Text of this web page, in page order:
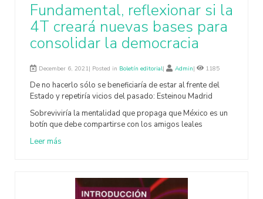
Fundamental, reflexionar si la
4T creará nuevas bases para
consolidar la democracia
December 6, 2021| Posted in Boletín editorial| Admin| 1185
De no hacerlo sólo se beneficiaría de estar al frente del
Estado y repetiría vicios del pasado: Esteinou Madrid
Sobreviviría la mentalidad que propaga que México es un
botín que debe compartirse con los amigos leales
Leer más